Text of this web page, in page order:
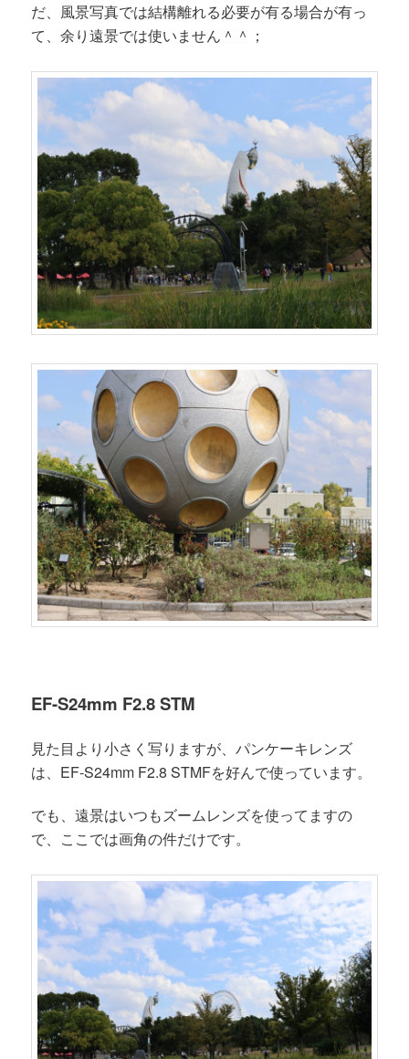
だ、風景写真では結構離れる必要が有る場合が有っ
て、余り遠景では使いません＾＾；
EF-S24mm F2.8 STM
見た目より小さく写りますが、パンケーキレンズ
は、EF-S24mm F2.8 STMFを好んで使っています。
でも、遠景はいつもズームレンズを使ってますの
で、ここでは画角の件だけです。